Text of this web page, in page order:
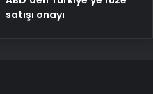
satışı onayı